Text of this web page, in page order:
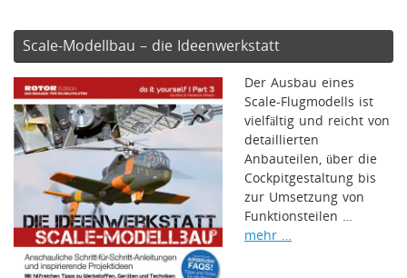
Scale-Modellbau – die Ideenwerkstatt
Der Ausbau eines
Scale-Flugmodells ist
vielfältig und reicht von
detaillierten
Anbauteilen, über die
Cockpitgestaltung bis
zur Umsetzung von
Funktionsteilen …
mehr …